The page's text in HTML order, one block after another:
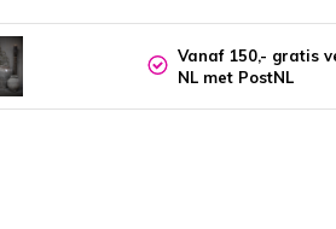
Vanaf 150,- gratis
NL met PostNL